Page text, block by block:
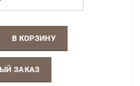
В КОРЗИНУ
ЗАКАЗ